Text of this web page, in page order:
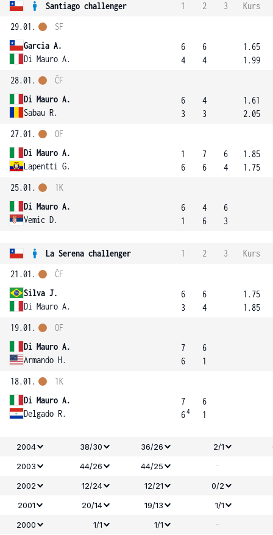
Santiago challenger 1 2 3
Kurs
29.01.
Garcia A.
Di Mauro A.
SF
6
4
6
4
1.65
1.99
28.01.
Di Mauro A.
Sabau R.
ČF
6
3
4
3
1.61
2.05
27.01.
Di Mauro A.
Lapentti G.
OF
1
6
7
6
6
4
1.85
1.75
25.01.
Di Mauro A.
Vemic D.
1K
6
1
4
6
6
3
La Serena challenger 1 2 3
Kurs
21.01.
Silva J.
Di Mauro A.
ČF
6
3
6
4
1.75
1.85
19.01.
Di Mauro A.
Armando H.
OF
7
6
6
1
18.01.
Di Mauro A.
Delgado R.
1K
7
64
6
1
2004 38/30 36/26 2/1
2003
44/26 44/25 -
2002 12/24 12/21
0/2
2001
20/14 19/13
1/1
2000
1/1 1/1 -